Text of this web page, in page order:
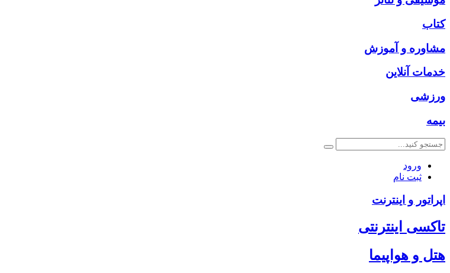
کتاب
مشاوره و آموزش
خدمات آنلاین
ورزشی
بیمه
ورود
ثبت نام
اپراتور و اینترنت
تاکسی اینترنتی
هتل و هواپیما